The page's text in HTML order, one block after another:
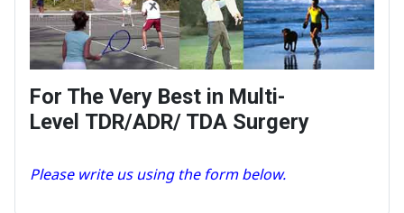
For The Very Best in Multi-
Level TDR/ADR/ TDA Surgery
Please write us using the form below.